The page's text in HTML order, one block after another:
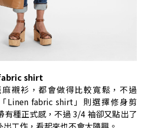
shirt
襯衫，都會做得比較寬鬆，不過
「Linen fabric shirt」則選擇修身剪
有種正式感，不過 3/4 袖卻又點出了